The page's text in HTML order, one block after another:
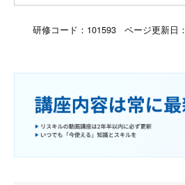
研修コード：101593 ページ更新日：